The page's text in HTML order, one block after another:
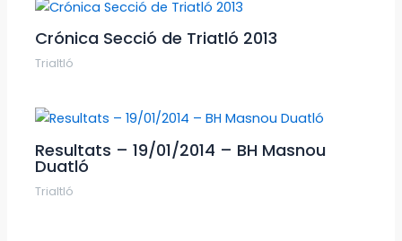
Crónica Secció de Triatló 2013
Trialtló
Resultats – 19/01/2014 – BH Masnou
Duatló
Trialtló